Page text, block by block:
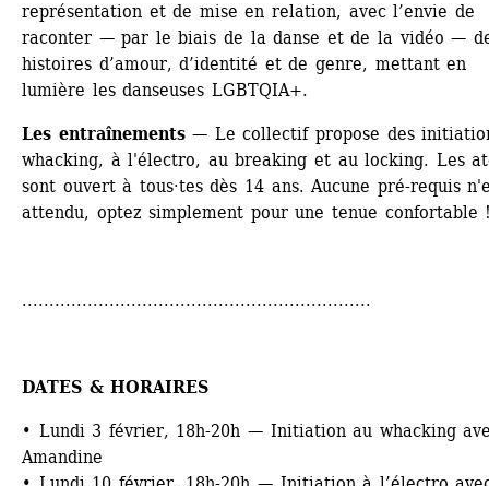
représentation et de mise en relation, avec l’envie de
raconter — par le biais de la danse et de la vidéo —
histoires d’amour, d’identité et de genre, mettant en
lumière les danseuses LGBTQIA+.
Les entraînements— Le collectif propose des
whacking, à l'électro, au breaking et au locking. Les
sont ouvert à tous·tes dès 14 ans. Aucune pré-requis
attendu, optez simplement pour une tenue
................................................................
DATES & HORAIRES
• Lundi 3 février, 18h-20h — Initiation au whacking
Amandine